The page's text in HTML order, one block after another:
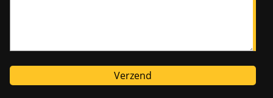
Verzend